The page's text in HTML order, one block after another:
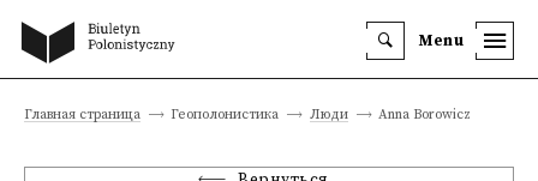
Menu
Главная страница Геополонистика Люди Anna Borowicz